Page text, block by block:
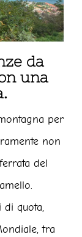
da
una
per
non
del
quota,
tra